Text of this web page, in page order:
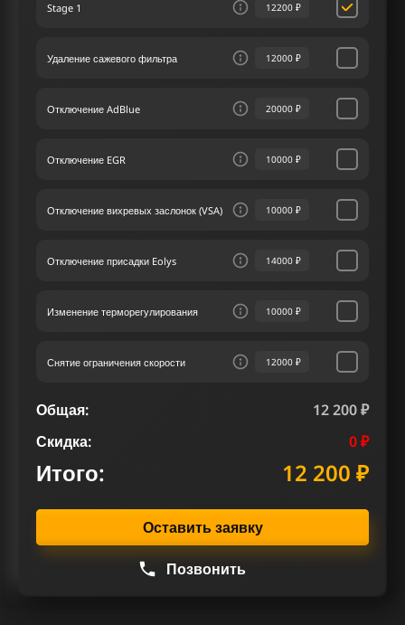
так и крутящий момент автомобиля,
вождение.
позиции в отрасли, благодаря особому
вниманию к потребностям и ожиданиям наших
CRDI 115 лс в нашем сервисе чип тюнинга
требованиях владельца.
Stage 1 12200 ₽
Удаление сажевого фильтра 12000 ₽
Отключение AdBlue 20000 ₽
Отключение EGR 10000 ₽
Отключение вихревых заслонок (VSA) 10000 ₽
Отключение присадки Eolys 14000 ₽
Изменение терморегулирования 10000 ₽
Снятие ограничения скорости 12000 ₽
Общая:
12 200 ₽
Скидка:
0 ₽
Итого: 12 200 ₽
Оставить заявку
Позвонить